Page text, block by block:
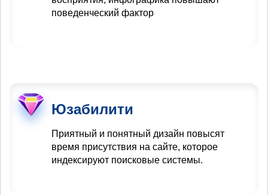
поведенческий фактор
Юзабилити
Приятный и понятный дизайн повысят
время присутствия на сайте, которое
индексируют поисковые системы.